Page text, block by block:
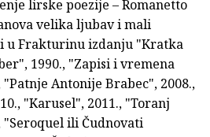
lirske poezije – Romanetto
velika ljubav i mali
u Frakturinu izdanju "Kratka
1990., "Zapisi i vremena
Antonije Brabec", 2008.,
"Karusel", 2011., "Toranj
ili Čudnovati